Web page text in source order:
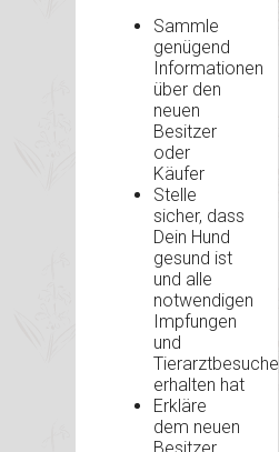
Sammle
genügend
Informationen
über den
neuen
Besitzer
oder
Käufer
Stelle
sicher, dass
Dein Hund
gesund ist
und alle
notwendigen
Impfungen
und
Tierarztbesuche
erhalten hat
Erkläre
dem neuen